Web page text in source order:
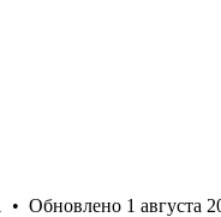
• Обновлено 1 августа